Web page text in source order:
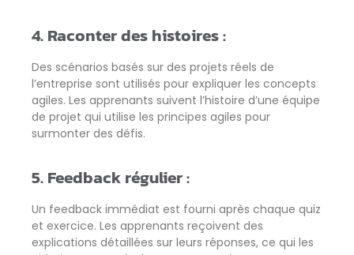
4. Raconter des histoires :
Des scénarios basés sur des projets réels de
l’entreprise sont utilisés pour expliquer les concepts
agiles. Les apprenants suivent l’histoire d’une équipe
de projet qui utilise les principes agiles pour
surmonter des défis.
5. Feedback régulier :
Un feedback immédiat est fourni après chaque quiz
et exercice. Les apprenants reçoivent des
explications détaillées sur leurs réponses, ce qui les